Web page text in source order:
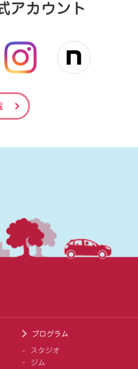
アカウント
プログラム
スタジオ
ジム